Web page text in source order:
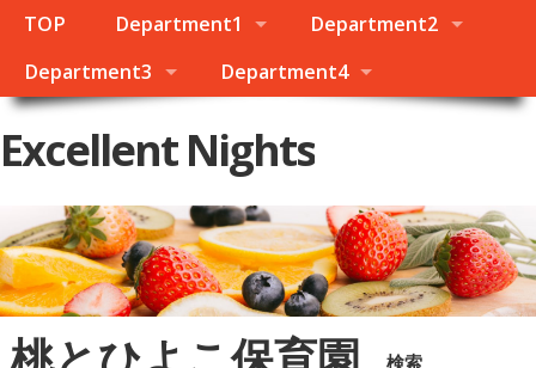
TOP Department1
Department2
Department3
Department4
Excellent Nights
検索